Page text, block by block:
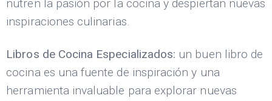
nutren la pasión por la cocina y despiertan nuevas
inspiraciones culinarias.
Libros de Cocina Especializados: un buen libro de
cocina es una fuente de inspiración y una
herramienta invaluable para explorar nuevas